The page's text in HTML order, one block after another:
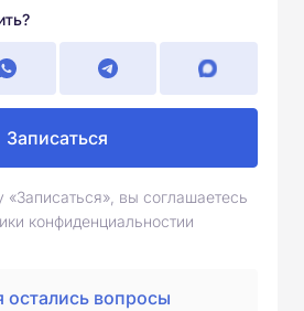
Записаться
вы соглашаетесь
конфиденциальностии
остались вопросы